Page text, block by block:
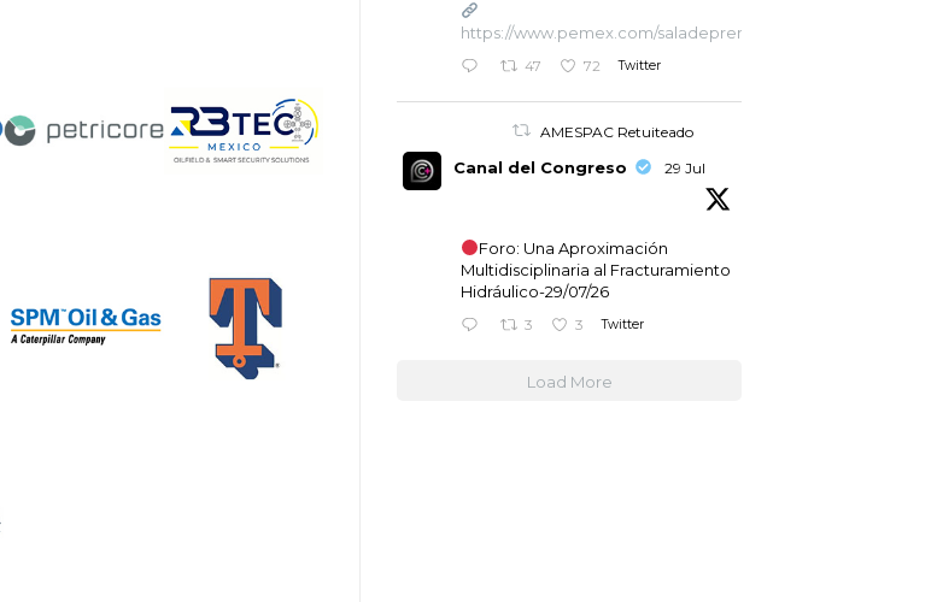
https://www.pemex.com/saladeprensa/boletines_nacionales/
47 72 Twitter
AMESPAC Retuiteado
Canal del Congreso 29 Jul
Foro: Una Aproximación
Multidisciplinaria al Fracturamiento
Hidráulico-29/07/26
3 3 Twitter
Load More